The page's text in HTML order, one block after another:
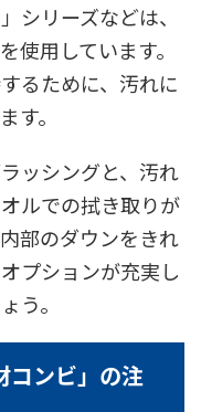
シリーズなどは、
使用しています。
るために、汚れに
す。
ッシングと、汚れ
ルでの拭き取りが
部のダウンをきれ
プションが充実し
う。
コンビ」の注